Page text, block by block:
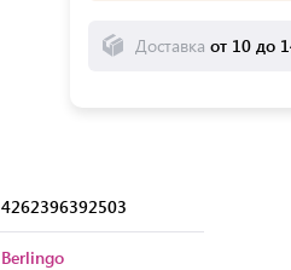
Доставка от 10 до
4262396392503
Berlingo